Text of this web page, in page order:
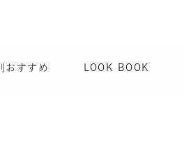
おすすめ LOOK BOOK